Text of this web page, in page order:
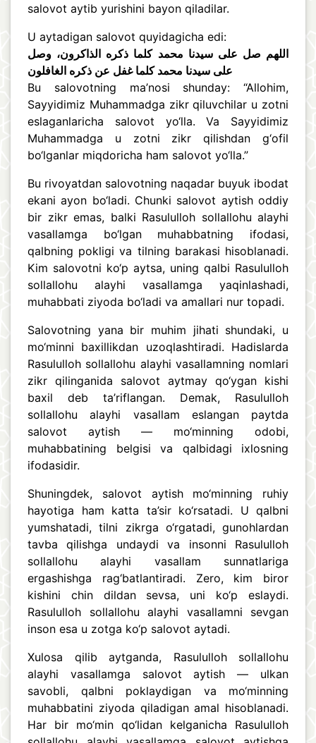
salovot aytib yurishini bayon qiladilar.
U aytadigan salovot quyidagicha edi:
اللهم صل على سيدنا محمد كلما ذكره الذاكرون، وصل
على سيدنا محمد كلما غفل عن ذكره الغافلون
Bu salovotning ma’nosi shunday: “Allohim,
Sayyidimiz Muhammadga zikr qiluvchilar u zotni
eslaganlaricha salovot yo‘lla. Va Sayyidimiz
Muhammadga u zotni zikr qilishdan g‘ofil
bo‘lganlar miqdoricha ham salovot yo‘lla.”
Bu rivoyatdan salovotning naqadar buyuk ibodat
ekani ayon bo‘ladi. Chunki salovot aytish oddiy
bir zikr emas, balki Rasululloh sollallohu alayhi
vasallamga bo‘lgan muhabbatning ifodasi,
qalbning pokligi va tilning barakasi hisoblanadi.
Kim salovotni ko‘p aytsa, uning qalbi Rasululloh
sollallohu alayhi vasallamga yaqinlashadi,
muhabbati ziyoda bo‘ladi va amallari nur topadi.
Salovotning yana bir muhim jihati shundaki, u
mo‘minni baxillikdan uzoqlashtiradi. Hadislarda
Rasululloh sollallohu alayhi vasallamning nomlari
zikr qilinganida salovot aytmay qo‘ygan kishi
baxil deb ta’riflangan. Demak, Rasululloh
sollallohu alayhi vasallam eslangan paytda
salovot aytish — mo‘minning odobi,
muhabbatining belgisi va qalbidagi ixlosning
ifodasidir.
Shuningdek, salovot aytish mo‘minning ruhiy
hayotiga ham katta ta’sir ko‘rsatadi. U qalbni
yumshatadi, tilni zikrga o‘rgatadi, gunohlardan
tavba qilishga undaydi va insonni Rasululloh
sollallohu alayhi vasallam sunnatlariga
ergashishga rag‘batlantiradi. Zero, kim biror
kishini chin dildan sevsa, uni ko‘p eslaydi.
Rasululloh sollallohu alayhi vasallamni sevgan
inson esa u zotga ko‘p salovot aytadi.
Xulosa qilib aytganda, Rasululloh sollallohu
alayhi vasallamga salovot aytish — ulkan
savobli, qalbni poklaydigan va mo‘minning
muhabbatini ziyoda qiladigan amal hisoblanadi.
Har bir mo‘min qo‘lidan kelganicha Rasululloh